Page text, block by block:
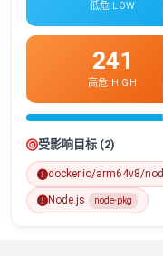
低危 LOW
241
高危 HIGH
受影响目标 (2)
docker.io/arm64v8/
Node.js node-pkg